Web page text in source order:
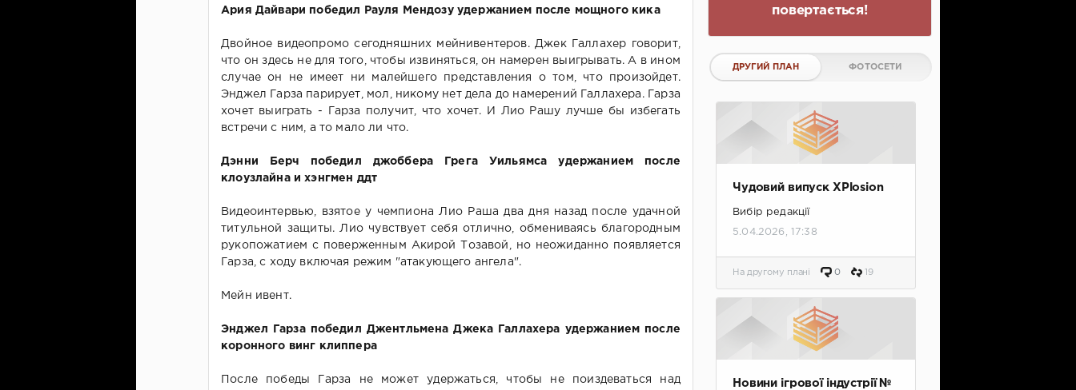
Ария Дайвари победил Рауля Мендозу удержанием после мощного кика
Двойное видеопромо сегодняшних мейнивентеров. Джек Галлахер говорит,
что он здесь не для того, чтобы извиняться, он намерен выигрывать. А в ином
случае он не имеет ни малейшего представления о том, что произойдет.
Энджел Гарза парирует, мол, никому нет дела до намерений Галлахера. Гарза
хочет выиграть - Гарза получит, что хочет. И Лио Рашу лучше бы избегать
встречи с ним, а то мало ли что.
Дэнни Берч победил джоббера Грега Уильямса удержанием после
клоузлайна и хэнгмен ддт
Видеоинтервью, взятое у чемпиона Лио Раша два дня назад после удачной
титульной защиты. Лио чувствует себя отлично, обмениваясь благородным
рукопожатием с поверженным Акирой Тозавой, но неожиданно появляется
Гарза, с ходу включая режим "атакующего ангела".
Мейн ивент.
Энджел Гарза победил Джентльмена Джека Галлахера удержанием после
коронного винг клиппера
После победы Гарза не может удержаться, чтобы не поиздеваться над
повертається!
ДРУГИЙ ПЛАН ФОТОСЕТИ
Чудовий випуск XPlosion
Вибір редакції
5.04.2026, 17:38
На другому плані 0 19
Новини ігрової індустрії №